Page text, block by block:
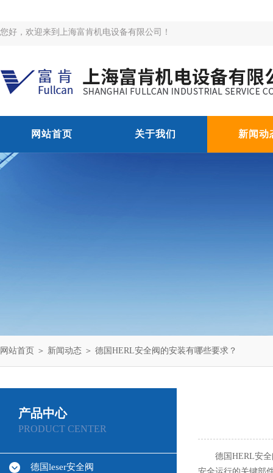
您好，欢迎来到上海富肯机电设备有限公司！
网站首页 关于我们 新闻动
网站首页 ＞ 新闻动态 ＞ 德国HERL安全阀的安装有哪些要求？
产品中心
PRODUCT CENTER
德国leser安全阀
德国HERL安全阀